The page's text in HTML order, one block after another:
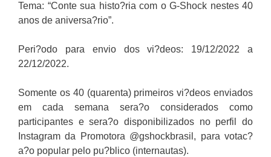
Tema: “Conte sua histo?ria com o G-Shock nestes 40
anos de aniversa?rio”.
Peri?odo para envio dos vi?deos: 19/12/2022 a
22/12/2022.
Somente os 40 (quarenta) primeiros vi?deos enviados
em cada semana sera?o considerados como
participantes e sera?o disponibilizados no perfil do
Instagram da Promotora @gshockbrasil, para votac?
a?o popular pelo pu?blico (internautas).